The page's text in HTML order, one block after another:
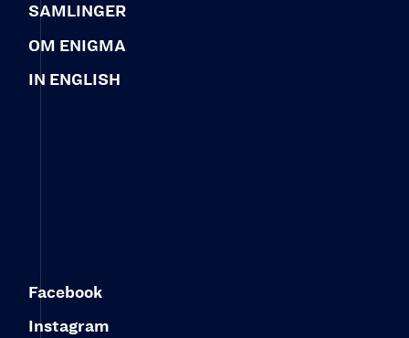
SAMLINGER
OM ENIGMA
IN ENGLISH
Facebook
Instagram